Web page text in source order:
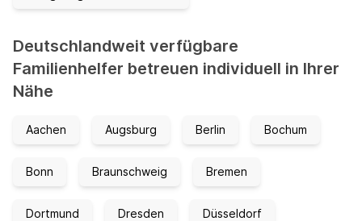
Deutschlandweit verfügbare
Familienhelfer betreuen individuell in Ihrer
Nähe
Aachen Augsburg Berlin Bochum
Bonn Braunschweig Bremen
Dortmund Dresden Düsseldorf